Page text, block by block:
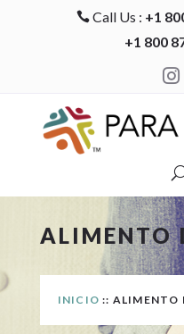
 Call Us : +1
+1 800

ALIMENTO
INICIO :: ALIMENTO